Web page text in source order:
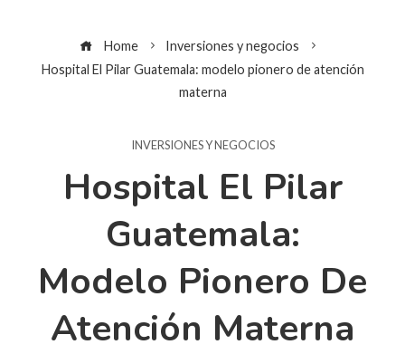
Home
Inversiones y negocios
Hospital El Pilar Guatemala: modelo pionero de atención
materna
INVERSIONES Y NEGOCIOS
Hospital El Pilar
Guatemala:
Modelo Pionero De
Atención Materna